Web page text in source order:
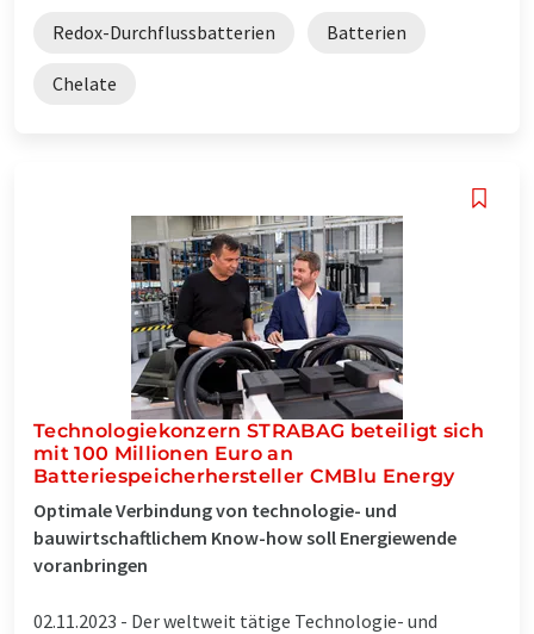
Redox-Durchflussbatterien Batterien
Chelate
Technologiekonzern STRABAG beteiligt sich
mit 100 Millionen Euro an
Batteriespeicherhersteller CMBlu Energy
Optimale Verbindung von technologie- und
bauwirtschaftlichem Know-how soll Energiewende
voranbringen
02.11.2023 - Der weltweit tätige Technologie- und